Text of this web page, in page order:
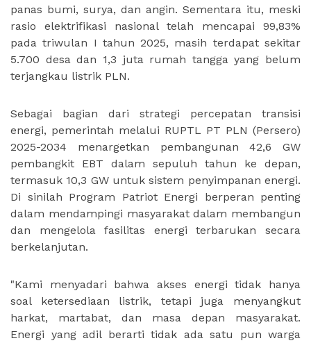
panas bumi, surya, dan angin. Sementara itu, meski
rasio elektrifikasi nasional telah mencapai 99,83%
pada triwulan I tahun 2025, masih terdapat sekitar
5.700 desa dan 1,3 juta rumah tangga yang belum
terjangkau listrik PLN.
Sebagai bagian dari strategi percepatan transisi
energi, pemerintah melalui RUPTL PT PLN (Persero)
2025-2034 menargetkan pembangunan 42,6 GW
pembangkit EBT dalam sepuluh tahun ke depan,
termasuk 10,3 GW untuk sistem penyimpanan energi.
Di sinilah Program Patriot Energi berperan penting
dalam mendampingi masyarakat dalam membangun
dan mengelola fasilitas energi terbarukan secara
berkelanjutan.
"Kami menyadari bahwa akses energi tidak hanya
soal ketersediaan listrik, tetapi juga menyangkut
harkat, martabat, dan masa depan masyarakat.
Energi yang adil berarti tidak ada satu pun warga